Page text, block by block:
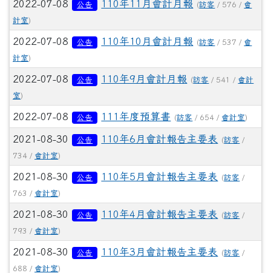
2022-07-08 公告 110年11月會計月報 (訪客 / 576 /會
計室)
2022-07-08 公告 110年10月會計月報 (訪客 / 537 /會
計室)
2022-07-08 公告 110年9月會計月報 (訪客 / 541 /會計
室)
2022-07-08 公告 111年度預算書 (訪客 / 654 /會計室)
2021-08-30 公告 110年6月會計報告主要表 (訪客 /
734 / 會計室)
2021-08-30 公告 110年5月會計報告主要表 (訪客 /
763 / 會計室)
2021-08-30 公告 110年4月會計報告主要表 (訪客 /
793 / 會計室)
2021-08-30 公告 110年3月會計報告主要表 (訪客 /
688 / 會計室)